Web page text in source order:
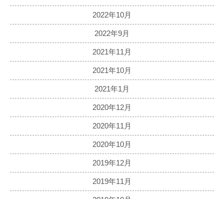
2022年10月
2022年9月
2021年11月
2021年10月
2021年1月
2020年12月
2020年11月
2020年10月
2019年12月
2019年11月